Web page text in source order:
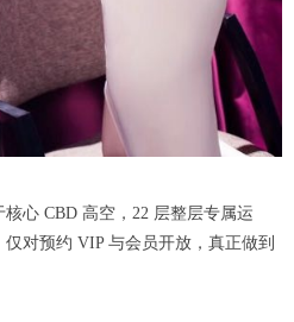
CBD 高空，22 层整层专属运
对预约 VIP 与会员开放，真正做到